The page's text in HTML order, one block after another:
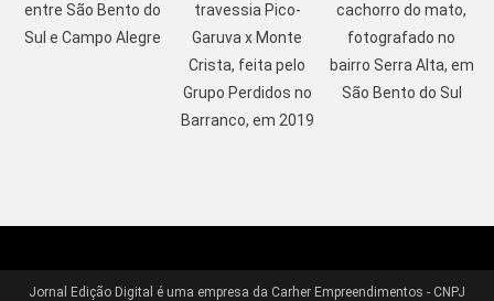
entre São Bento do
Sul e Campo Alegre
travessia Pico-
Garuva x Monte
Crista, feita pelo
Grupo Perdidos no
Barranco, em 2019
cachorro do mato,
fotografado no
bairro Serra Alta, em
São Bento do Sul
Jornal Edição Digital é uma empresa da Carher Empreendimentos - CNPJ